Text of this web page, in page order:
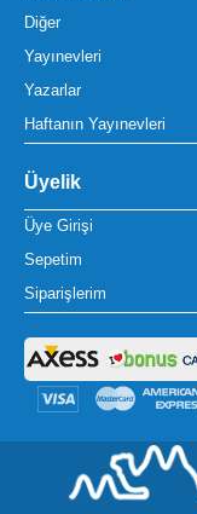
Diğer
Yayınevleri
Yazarlar
Haftanın Yayınevleri
Üyelik
Üye Girişi
Sepetim
Siparişlerim